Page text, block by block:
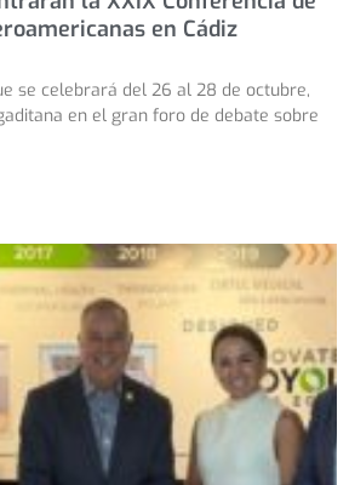
en Cádiz
se celebrará del 26 al 28 de octubre,
en el gran foro de debate sobre